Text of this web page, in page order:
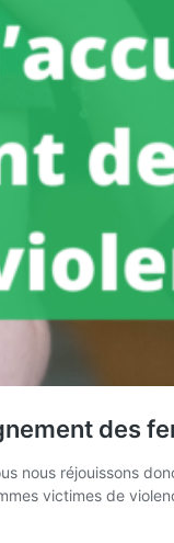
des
nous réjouissons
victimes de